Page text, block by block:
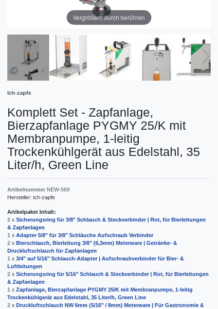
Vergrößern durch berühren
Ich-zapfe
Komplett Set - Zapfanlage,
Bierzapfanlage PYGMY 25/K mit
Membranpumpe, 1-leitig
Trockenkühlgerät aus Edelstahl, 35
Liter/h, Green Line
Artikelnummer NEW-569
Hersteller: ich-zapfe
Artikelpaket Inhalt:
2 x Sicherungsring für 3/8" Schlauch & Steckverbinder | Rot, für Bierleitungen
& Zapfanlagen
1 x Adapter 5/8" für 3/8" Schläuche Aufschraub Verbinder
2 x Bierschlauch, Bierleitung 3/8" (6,3mm) Meterware | Getränke- &
Druckluftschlauch für Zapfanlagen
1 x 3/4" auf 5/16" Schlauch-Adapter | Aufschraubverbinder für Bier- &
Luftleitungen
2 x Sicherungsring für 5/16" Schlauch & Steckverbinder | Rot, für Bierleitungen
& Zapfanlagen
1 x Zapfanlage, Bierzapfanlage PYGMY 25/K mit Membranpumpe, 1-leitig
Trockenkühlgerät aus Edelstahl, 35 Liter/h, Green Line
2 x Druckluftschlauch NW 6mm (5/16" / 8mm) Meterware | Für Gastronomie &